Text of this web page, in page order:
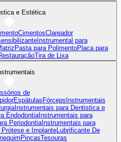
e Estética
CimentosClareador
Instrumental para
Pasta para PolimentoPlaca para
Tira de Lixa
de
Espátulas Fórceps Instrumentais
Instrumentais para Dentistica e
EndodontiaInstrumentais para
PeriodontiaInstrumentais para
e ImplanteLubrificante De
PinçasTesouras